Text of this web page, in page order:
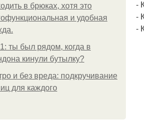
в брюках, хотя это
и удобная
ты был рядом, когда в
кинули бутылку?
и без вреда: подкручивание
для каждого
-
-
-